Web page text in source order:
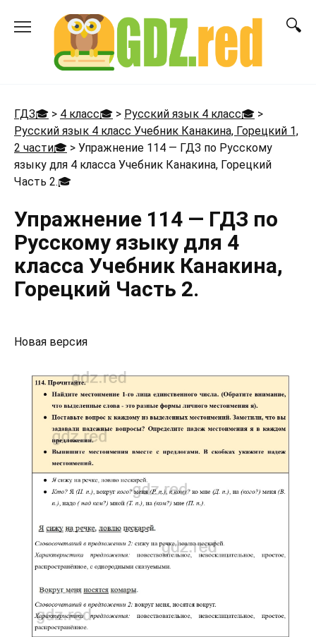
ГДЗ🎓 > 4 класс🎓 > Русский язык 4 класс🎓 >
Русский язык 4 класс Учебник Канакина, Горецкий 1,
2 части🎓 > Упражнение 114 — ГДЗ по Русскому
языку для 4 класса Учебник Канакина, Горецкий
Часть 2.🎓
Упражнение 114 — ГДЗ по
Русскому языку для 4
класса Учебник Канакина,
Горецкий Часть 2.
Новая версия